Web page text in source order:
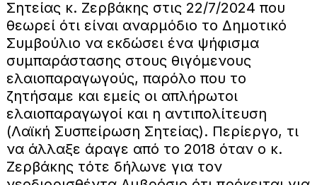
Σητείας κ. Ζερβάκης στις 22/7/2024 που
θεωρεί ότι είναι αναρμόδιο το Δημοτικό
Συμβούλιο να εκδώσει ένα ψήφισμα
συμπαράστασης στους θιγόμενους
ελαιοπαραγωγούς, παρόλο που το
ζητήσαμε και εμείς οι απλήρωτοι
ελαιοπαραγωγοί και η αντιπολίτευση
(Λαϊκή Συσπείρωση Σητείας). Περίεργο, τι
να άλλαξε άραγε από το 2018 όταν ο κ.
Ζερβάκης τότε δήλωνε για τον